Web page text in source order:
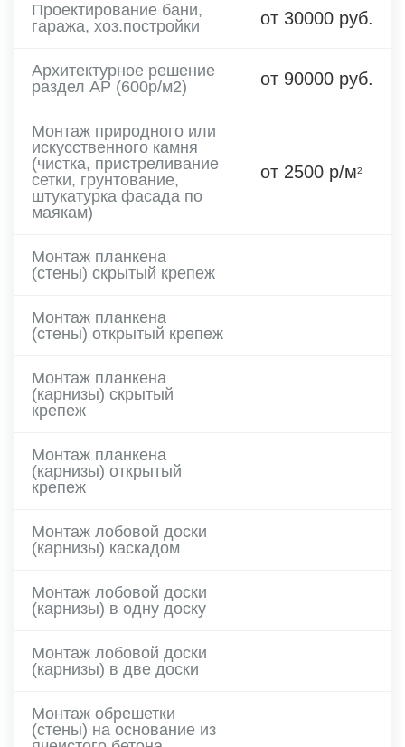
Проектирование бани,
гаража, хоз.постройки
от 30000 руб.
Архитектурное решение
раздел АР (600р/м2)
от 90000 руб.
Монтаж природного или
искусственного камня
(чистка, пристреливание
сетки, грунтование,
штукатурка фасада по
маякам)
от 2500 р/м2
Монтаж планкена
(стены) скрытый крепеж
Монтаж планкена
(стены) открытый крепеж
Монтаж планкена
(карнизы) скрытый
крепеж
Монтаж планкена
(карнизы) открытый
крепеж
Монтаж лобовой доски
(карнизы) каскадом
Монтаж лобовой доски
(карнизы) в одну доску
Монтаж лобовой доски
(карнизы) в две доски
Монтаж обрешетки
(стены) на основание из